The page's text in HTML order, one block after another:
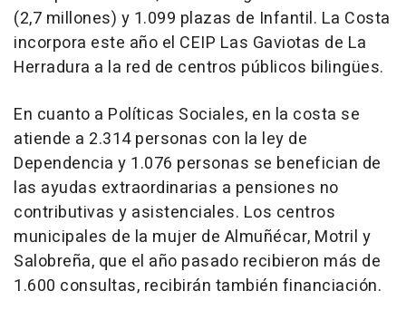
(2,7 millones) y 1.099 plazas de Infantil. La Costa
incorpora este año el CEIP Las Gaviotas de La
Herradura a la red de centros públicos bilingües.
En cuanto a Políticas Sociales, en la costa se
atiende a 2.314 personas con la ley de
Dependencia y 1.076 personas se benefician de
las ayudas extraordinarias a pensiones no
contributivas y asistenciales. Los centros
municipales de la mujer de Almuñécar, Motril y
Salobreña, que el año pasado recibieron más de
1.600 consultas, recibirán también financiación.